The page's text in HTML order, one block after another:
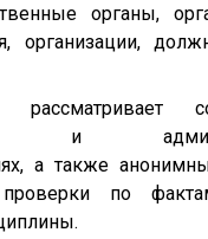
органы,
организации,
рассматривает
и
а также
по